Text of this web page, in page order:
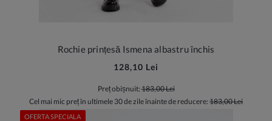
Rochie prințesă Ismena albastru închis
128,10 Lei
Preț obișnuit:183,00 Lei
Cel mai mic preț în ultimele 30 de zile înainte de reducere: 183,00 Lei
OFERTA SPECIALA